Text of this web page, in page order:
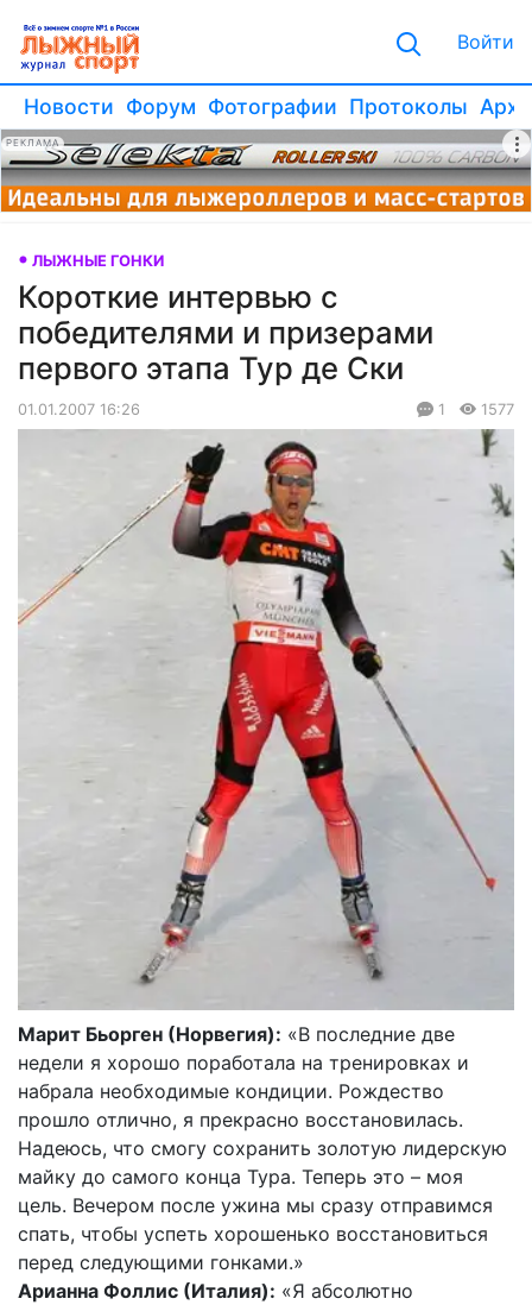
Войти
Новости Форум Фотографии Протоколы
РЕКЛАМА
ЛЫЖНЫЕ ГОНКИ
Короткие интервью с
победителями и призерами
первого этапа Тур де Ски
01.01.2007 16:26 1 1577
Марит Бьорген (Норвегия): «В последние две
недели я хорошо поработала на тренировках и
набрала необходимые кондиции. Рождество
прошло отлично, я прекрасно восстановилась.
Надеюсь, что смогу сохранить золотую лидерскую
майку до самого конца Тура. Теперь это – моя
цель. Вечером после ужина мы сразу отправимся
спать, чтобы успеть хорошенько восстановиться
перед следующими гонками.»
Арианна Фоллис (Италия): «Я абсолютно